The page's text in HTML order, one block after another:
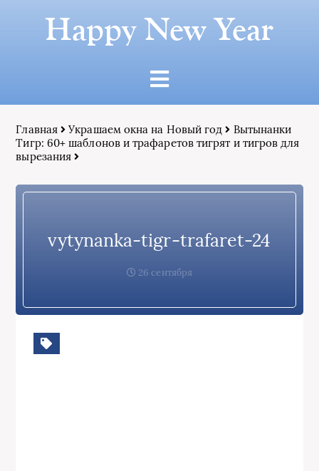
Happy New Year
Главная Украшаем окна на Новый год
Вытынанки
Тигр: 60+ шаблонов и трафаретов тигрят и тигров для
вырезания
vytynanka-tigr-trafaret-24
26 сентября